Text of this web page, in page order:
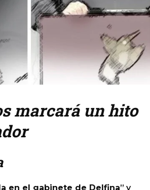
marcará un hito
en el gabinete de Delfina” y